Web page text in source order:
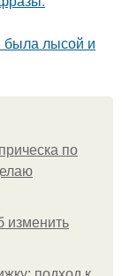
была лысой и
по
изменить